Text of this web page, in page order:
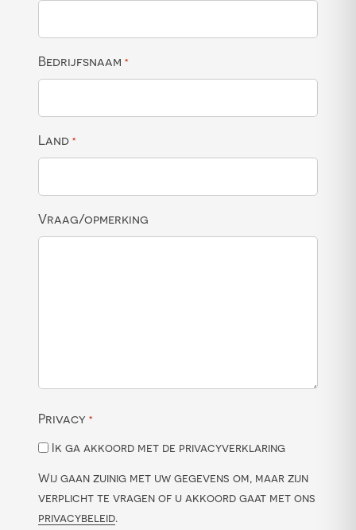
Bedrijfsnaam *
Land *
Vraag/opmerking
Privacy *
Ik ga akkoord met de privacyverklaring
Wij gaan zuinig met uw gegevens om, maar zijn
verplicht te vragen of u akkoord gaat met ons
privacybeleid.